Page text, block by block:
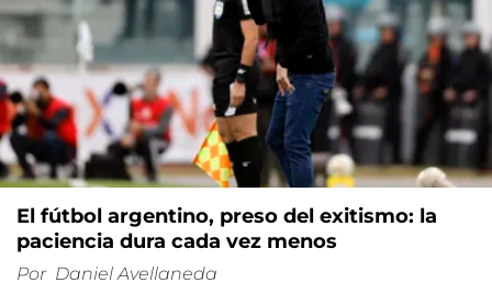
El fútbol argentino, preso del exitismo: la
paciencia dura cada vez menos
Por Daniel Avellaneda